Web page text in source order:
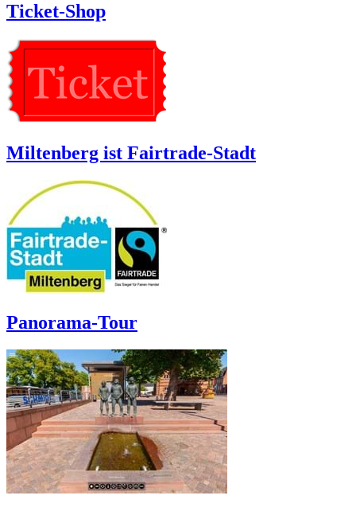
Ticket-Shop
Miltenberg ist Fairtrade-Stadt
Panorama-Tour